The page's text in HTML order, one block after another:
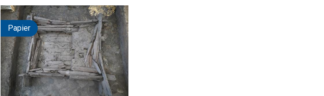
Papier